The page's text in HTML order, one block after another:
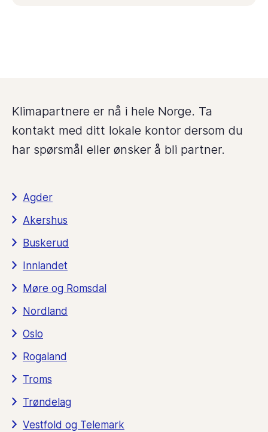
Klimapartnere er nå i hele Norge. Ta
kontakt med ditt lokale kontor dersom du
har spørsmål eller ønsker å bli partner.
Agder
Akershus
Buskerud
Innlandet
Møre og Romsdal
Nordland
Oslo
Rogaland
Troms
Trøndelag
Vestfold og Telemark